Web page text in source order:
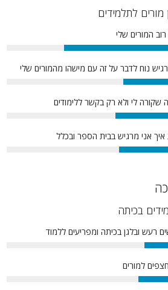
מורים לתלמידים
המורים שלי
נוח לדבר על זה עם מישהו מהמורים שלי
שקורה לי ולא רק בקשר ללימודים
אני מרגיש בבית הספר ובכלל
בכיתה
רעש ובלגן בכיתה ומפריעים ללמוד
למורים